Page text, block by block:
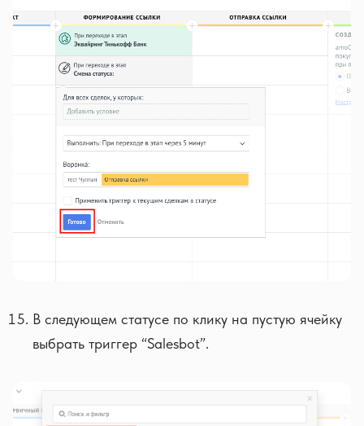
В следующем статусе по клику на пустую ячейку
выбрать триггер “Salesbot”.